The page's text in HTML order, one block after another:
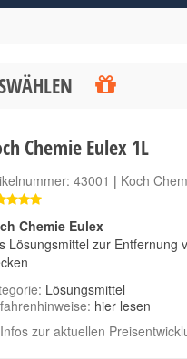
Chemie Eulex 1L
43001 | Koch
Chemie Eulex
Lösungsmittel zur Entfernung
Lösungsmittel
hier lesen
Infos zur aktuellen